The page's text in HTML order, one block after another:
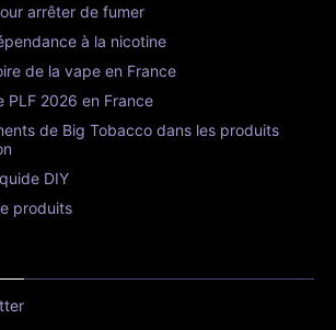
arrêter de fumer
à la nicotine
de la vape en France
PLF 2026 en France
de Big Tobacco dans les produits
DIY
produits